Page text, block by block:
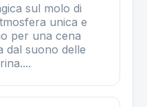
sul molo di
unica e
per una cena
dal suono delle